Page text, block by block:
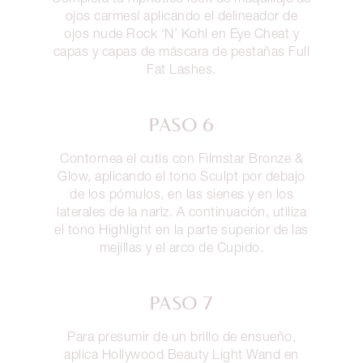
ojos carmesí aplicando el delineador de
ojos nude Rock ‘N’ Kohl en Eye Cheat y
capas y capas de máscara de pestañas Full
Fat Lashes.
PASO 6
Contornea el cutis con Filmstar Bronze &
Glow, aplicando el tono Sculpt por debajo
de los pómulos, en las sienes y en los
laterales de la nariz. A continuación, utiliza
el tono Highlight en la parte superior de las
mejillas y el arco de Cupido.
PASO 7
Para presumir de un brillo de ensueño,
aplica Hollywood Beauty Light Wand en